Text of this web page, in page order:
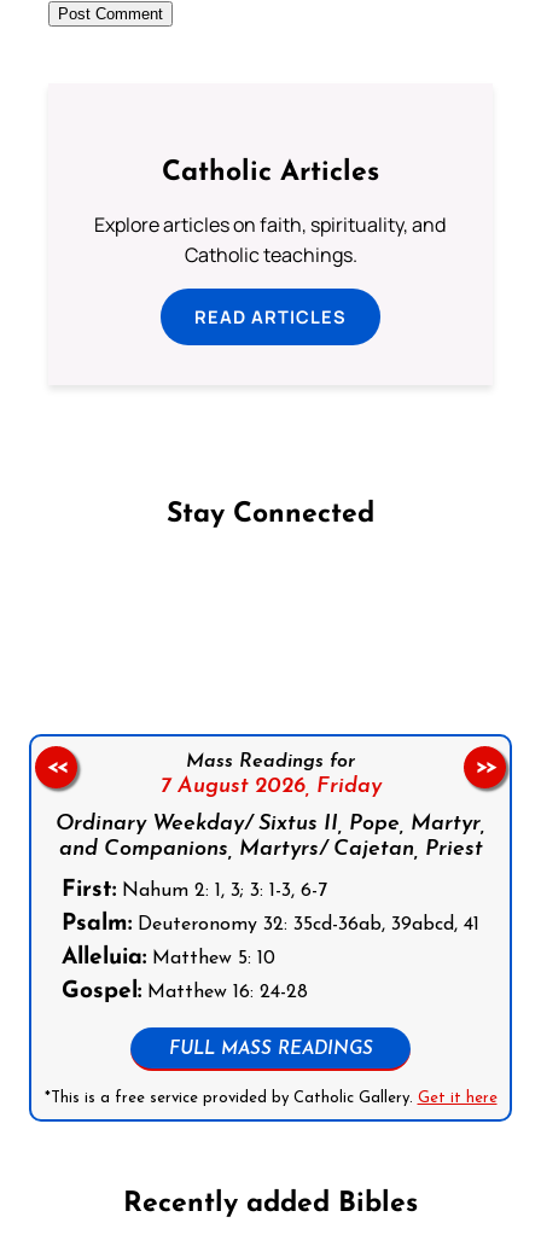
Catholic Articles
Explore articles on faith, spirituality, and
Catholic teachings.
READ ARTICLES
Stay Connected
Mass Readings for
7 August 2026, Friday
Ordinary Weekday/ Sixtus II, Pope, Martyr,
and Companions, Martyrs/ Cajetan, Priest
First: Nahum 2: 1, 3; 3: 1-3, 6-7
Psalm: Deuteronomy 32: 35cd-36ab, 39abcd, 41
Alleluia: Matthew 5: 10
Gospel: Matthew 16: 24-28
FULL MASS READINGS
*This is a free service provided by Catholic Gallery. Get it here
<< >>
Recently added Bibles